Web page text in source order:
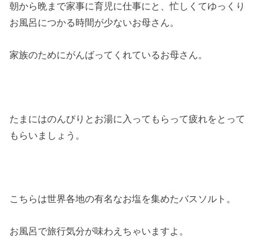
朝から晩まで家事に育児に仕事にと、忙しくてゆっくり
お風呂につかる時間が少ないお母さん。
家族のためにがんばってくれているお母さん。
たまにはのんびりとお湯に入ってもらって疲れをとって
もらいましょう。
こちらは世界各地の有名なお塩を集めたバスソルト。
お風呂で旅行気分が味わえちゃいますよ。